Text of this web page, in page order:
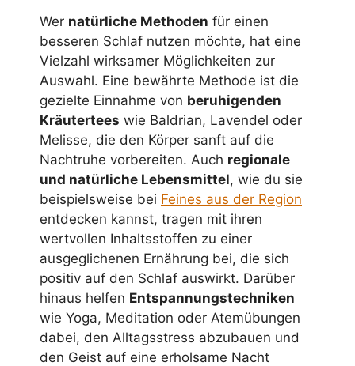
Wer natürliche Methoden für einen
besseren Schlaf nutzen möchte, hat eine
Vielzahl wirksamer Möglichkeiten zur
Auswahl. Eine bewährte Methode ist die
gezielte Einnahme von beruhigenden
Kräutertees wie Baldrian, Lavendel oder
Melisse, die den Körper sanft auf die
Nachtruhe vorbereiten. Auch regionale
und natürliche Lebensmittel, wie du sie
beispielsweise bei Feines aus der Region
entdecken kannst, tragen mit ihren
wertvollen Inhaltsstoffen zu einer
ausgeglichenen Ernährung bei, die sich
positiv auf den Schlaf auswirkt. Darüber
hinaus helfen Entspannungstechniken
wie Yoga, Meditation oder Atemübungen
dabei, den Alltagsstress abzubauen und
den Geist auf eine erholsame Nacht